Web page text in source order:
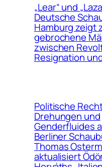
„Lear“ und
Deutsche
Hamburg zeigt
gebrochene
zwischen
Resignation
Politische
Drehungen und
Genderfluides
Berliner
Thomas
aktualisiert